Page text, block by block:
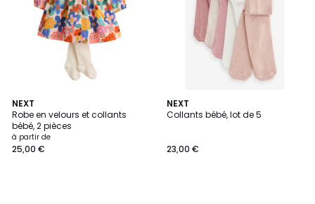
NEXT
Robe en velours et collants
bébé, 2 pièces
Prix
à
à partir de
25,00 €
NEXT
Collants bébé, lot de 5
23,00 €